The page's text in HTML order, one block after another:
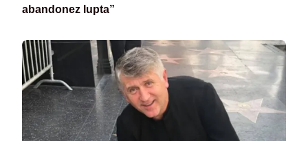
abandonez lupta”